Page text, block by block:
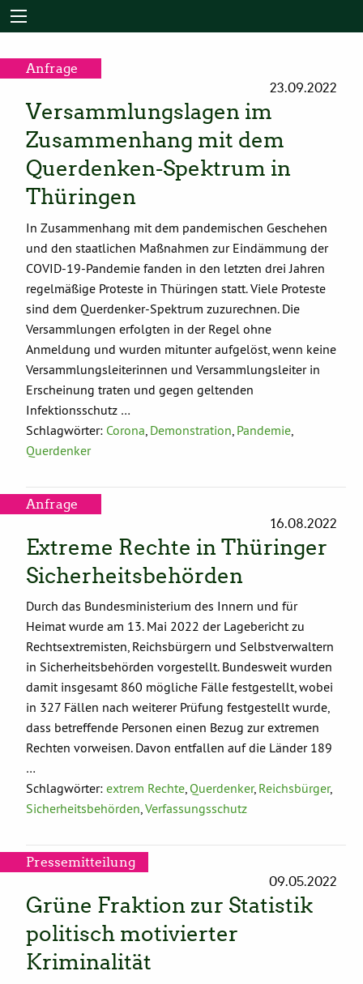
Anfrage
23.09.2022
Versammlungslagen im
Zusammenhang mit dem
Querdenken-Spektrum in
Thüringen
In Zusammenhang mit dem pandemischen Geschehen
und den staatlichen Maßnahmen zur Eindämmung der
COVID-19-Pandemie fanden in den letzten drei Jahren
regelmäßige Proteste in Thüringen statt. Viele Proteste
sind dem Querdenker-Spektrum zuzurechnen. Die
Versammlungen erfolgten in der Regel ohne
Anmeldung und wurden mitunter aufgelöst, wenn keine
Versammlungsleiterinnen und Versammlungsleiter in
Erscheinung traten und gegen geltenden
Infektionsschutz …
Schlagwörter: Corona Demonstration Pandemie
Querdenker
Anfrage
16.08.2022
Extreme Rechte in Thüringer
Sicherheitsbehörden
Durch das Bundesministerium des Innern und für
Heimat wurde am 13. Mai 2022 der Lagebericht zu
Rechtsextremisten, Reichsbürgern und Selbstverwaltern
in Sicherheitsbehörden vorgestellt. Bundesweit wurden
damit insgesamt 860 mögliche Fälle festgestellt, wobei
in 327 Fällen nach weiterer Prüfung festgestellt wurde,
dass betreffende Personen einen Bezug zur extremen
Rechten vorweisen. Davon entfallen auf die Länder 189
…
Schlagwörter: extrem Rechte, Querdenker, Reichsbürger,
Sicherheitsbehörden,Verfassungsschutz
Pressemitteilung
09.05.2022
Grüne Fraktion zur Statistik
politisch motivierter
Kriminalität